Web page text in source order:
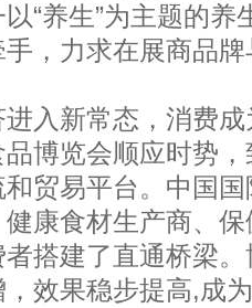
“养生”为主题的养
，力求在展商品
新常态，消费成
博览会顺应时势
贸易平台。中国
康食材生产商、
搭建了直通桥梁
效果稳步提高,成